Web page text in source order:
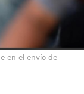
en el envío de